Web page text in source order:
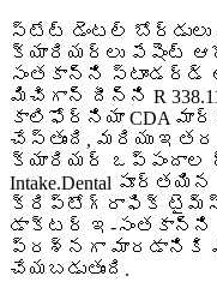
స్టేట్ డెంటల్
క్యారియర్లు పేషెంట్
సంతకాన్ని
మిచిగాన్ దీన్ని R
కాలిఫోర్నియా CDA
చేస్తుంది, మరియు
క్యారియర్
Intake.Dental
క్రిప్టోగ్రాఫిక్
డాక్టర్ ఇ-సంతకాన్ని
ప్రశ్నగా మారడానికి
చేయబడుతుంది.